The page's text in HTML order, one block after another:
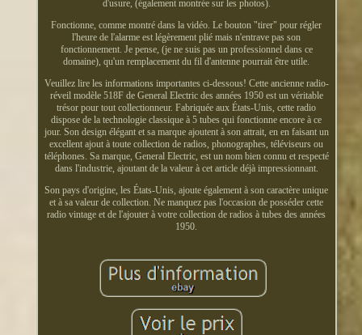
d'usure, (également montrée sur les photos).
Fonctionne, comme montré dans la vidéo. Le bouton "tirer" pour régler
l'heure de l'alarme est légèrement plié mais n'entrave pas son
fonctionnement. Je pense, (je ne suis pas un professionnel dans ce
domaine), qu'un remplacement du fil d'antenne pourrait être utile.
Veuillez lire les informations importantes ci-dessous! Cette ancienne radio-
réveil modèle 518F de General Electric des années 1950 est un véritable
trésor pour tout collectionneur. Fabriquée aux États-Unis, cette radio
dispose de la technologie classique à 5 tubes qui fonctionne encore à ce
jour. Son design élégant et sa marque ajoutent à son attrait, en en faisant un
excellent ajout à toute collection de radios, phonographes, téléviseurs ou
téléphones. Sa marque, General Electric, est un nom bien connu et respecté
dans l'industrie, ajoutant de la valeur à cet article déjà impressionnant.
Son pays d'origine, les États-Unis, ajoute également à son caractère unique
et à sa valeur de collection. Ne manquez pas l'occasion de posséder cette
radio vintage et de l'ajouter à votre collection de radios à tubes des années
1950.